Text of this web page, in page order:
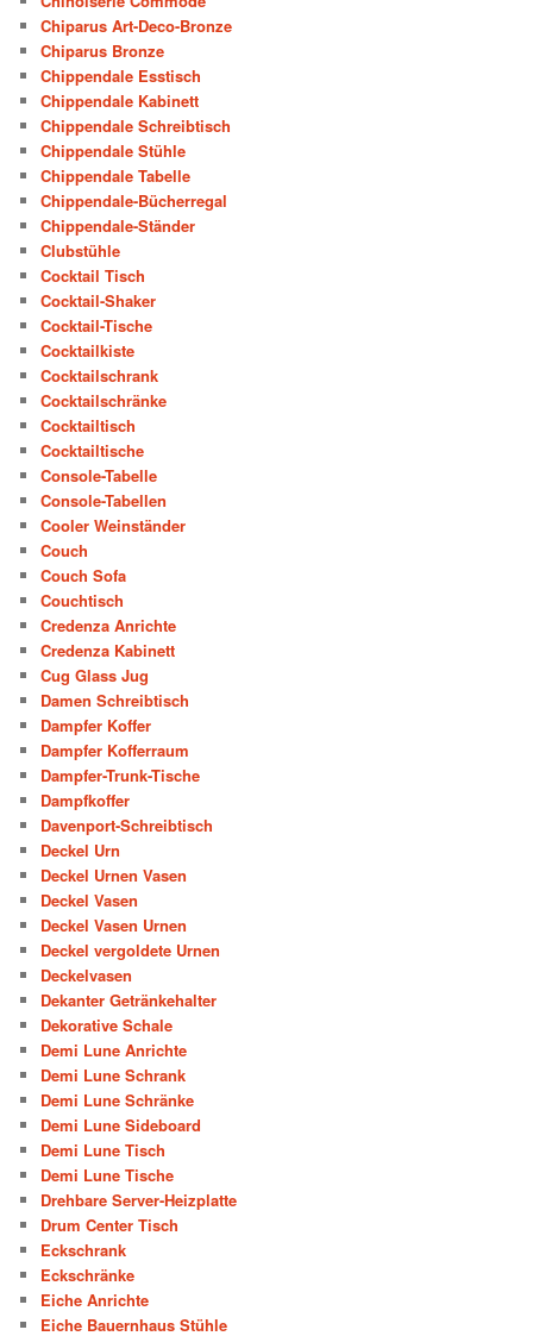
Chiparus Art-Deco-Bronze
Chiparus Bronze
Chippendale Esstisch
Chippendale Kabinett
Chippendale Schreibtisch
Chippendale Stühle
Chippendale Tabelle
Chippendale-Bücherregal
Chippendale-Ständer
Clubstühle
Cocktail Tisch
Cocktail-Shaker
Cocktail-Tische
Cocktailkiste
Cocktailschrank
Cocktailschränke
Cocktailtisch
Cocktailtische
Console-Tabelle
Console-Tabellen
Cooler Weinständer
Couch
Couch Sofa
Couchtisch
Credenza Anrichte
Credenza Kabinett
Cug Glass Jug
Damen Schreibtisch
Dampfer Koffer
Dampfer Kofferraum
Dampfer-Trunk-Tische
Dampfkoffer
Davenport-Schreibtisch
Deckel Urn
Deckel Urnen Vasen
Deckel Vasen
Deckel Vasen Urnen
Deckel vergoldete Urnen
Deckelvasen
Dekanter Getränkehalter
Dekorative Schale
Demi Lune Anrichte
Demi Lune Schrank
Demi Lune Schränke
Demi Lune Sideboard
Demi Lune Tisch
Demi Lune Tische
Drehbare Server-Heizplatte
Drum Center Tisch
Eckschrank
Eckschränke
Eiche Anrichte
Eiche Bauernhaus Stühle